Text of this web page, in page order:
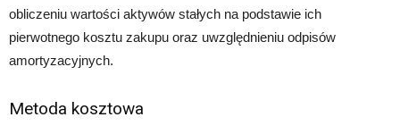
obliczeniu wartości aktywów stałych na podstawie ich
pierwotnego kosztu zakupu oraz uwzględnieniu odpisów
amortyzacyjnych.
Metoda kosztowa